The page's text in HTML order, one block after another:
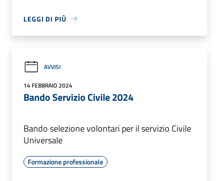
LEGGI DI PIÙ
AVVISI
14 FEBBRAIO 2024
Bando Servizio Civile 2024
Bando selezione volontari per il servizio Civile
Universale
Formazione professionale